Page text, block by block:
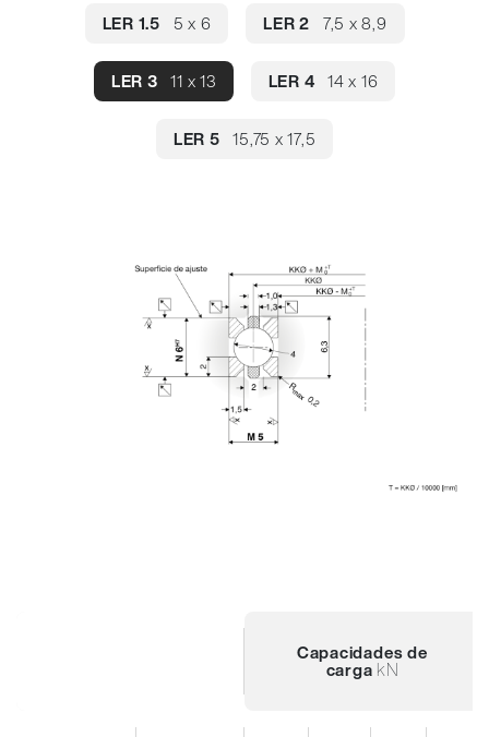
LER 1.5 5 x 6 LER 2 7,5 x 8,9
LER 3 11 x 13 LER 4 14 x 16
LER 5 15,75 x 17,5
Capacidades de
carga kN